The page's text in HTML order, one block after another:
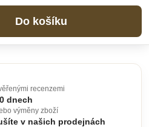
Do košíku
recenzemi
dnech
výměny zboží
v našich prodejnách